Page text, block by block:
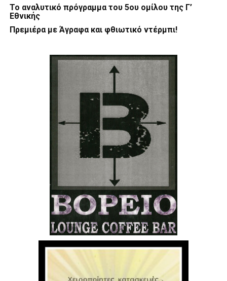
Το αναλυτικό πρόγραμμα του 5ου ομίλου της Γ’
Εθνικής
Πρεμιέρα με Άγραφα και φθιωτικό ντέρμπι!